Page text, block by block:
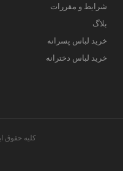
شرایط و مقررات
بلاگ
خرید لباس پسرانه
خرید لباس دخترانه
کلیه حقوق